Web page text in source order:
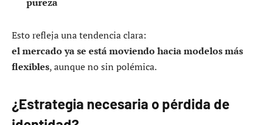
Esto refleja una tendencia clara:
el mercado ya se está moviendo hacia modelos más
flexibles, aunque no sin polémica.
¿Estrategia necesaria o pérdida de